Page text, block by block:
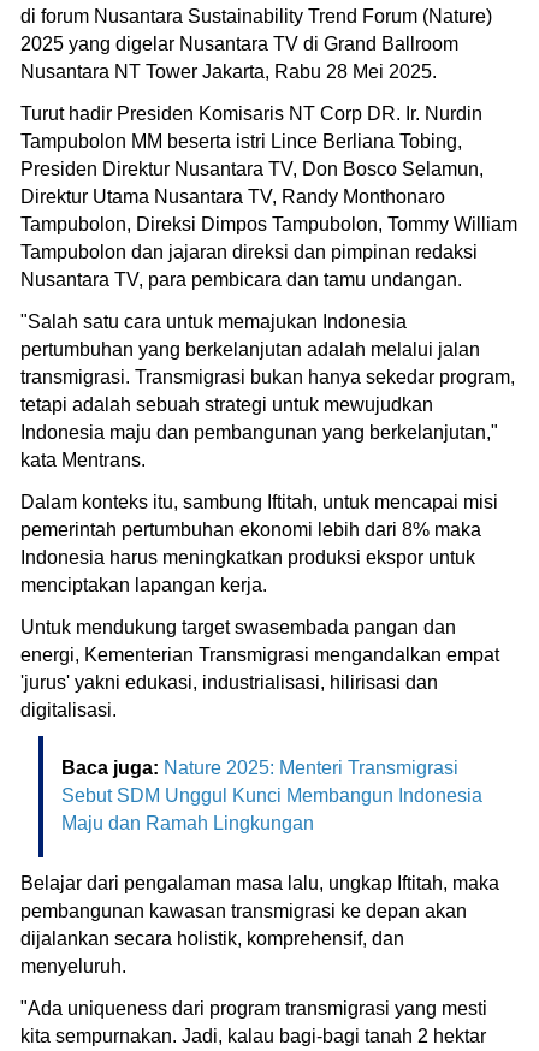
di forum Nusantara Sustainability Trend Forum (Nature)
2025 yang digelar Nusantara TV di Grand Ballroom
Nusantara NT Tower Jakarta, Rabu 28 Mei 2025.
Turut hadir Presiden Komisaris NT Corp DR. Ir. Nurdin
Tampubolon MM beserta istri Lince Berliana Tobing,
Presiden Direktur Nusantara TV, Don Bosco Selamun,
Direktur Utama Nusantara TV, Randy Monthonaro
Tampubolon, Direksi Dimpos Tampubolon, Tommy William
Tampubolon dan jajaran direksi dan pimpinan redaksi
Nusantara TV, para pembicara dan tamu undangan.
"Salah satu cara untuk memajukan Indonesia
pertumbuhan yang berkelanjutan adalah melalui jalan
transmigrasi. Transmigrasi bukan hanya sekedar program,
tetapi adalah sebuah strategi untuk mewujudkan
Indonesia maju dan pembangunan yang berkelanjutan,"
kata Mentrans.
Dalam konteks itu, sambung Iftitah, untuk mencapai misi
pemerintah pertumbuhan ekonomi lebih dari 8% maka
Indonesia harus meningkatkan produksi ekspor untuk
menciptakan lapangan kerja.
Untuk mendukung target swasembada pangan dan
energi, Kementerian Transmigrasi mengandalkan empat
'jurus' yakni edukasi, industrialisasi, hilirisasi dan
digitalisasi.
Baca juga: Nature 2025: Menteri Transmigrasi
Sebut SDM Unggul Kunci Membangun Indonesia
Maju dan Ramah Lingkungan
Belajar dari pengalaman masa lalu, ungkap Iftitah, maka
pembangunan kawasan transmigrasi ke depan akan
dijalankan secara holistik, komprehensif, dan
menyeluruh.
"Ada uniqueness dari program transmigrasi yang mesti
kita sempurnakan. Jadi, kalau bagi-bagi tanah 2 hektar